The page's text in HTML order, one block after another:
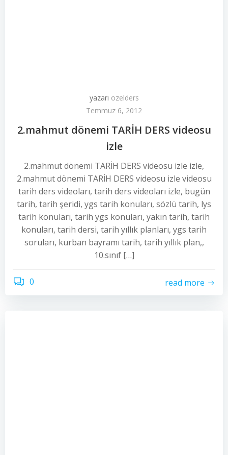
yazarı ozelders
Temmuz 6, 2012
2.mahmut dönemi TARİH DERS videosu
izle
2.mahmut dönemi TARİH DERS videosu izle izle,
2.mahmut dönemi TARİH DERS videosu izle videosu
tarih ders videoları, tarih ders videoları izle, bugün
tarih, tarih şeridi, ygs tarih konuları, sözlü tarih, lys
tarih konuları, tarih ygs konuları, yakın tarih, tarih
konuları, tarih dersi, tarih yıllık planları, ygs tarih
soruları, kurban bayramı tarih, tarih yıllık plan,,
10.sınıf […]
0 read more